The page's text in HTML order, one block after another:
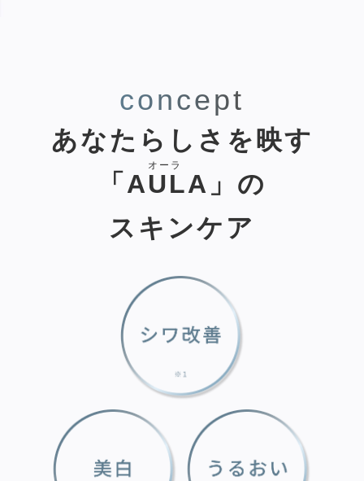
concept
あなたらしさを映す
「AULA」の
スキンケア
オーラ